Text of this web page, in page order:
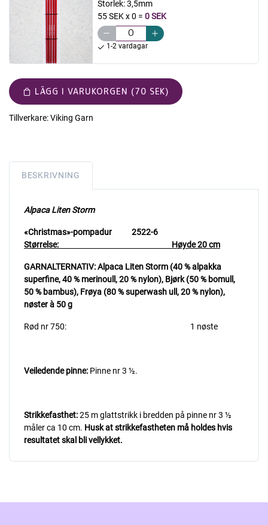
Storlek:3,5mm
55 SEK x 0 = 0 SEK
1-2 vardagar
LÄGG I VARUKORGEN (70 SEK)
Tillverkare:Viking Garn
BESKRIVNING
Alpaca Liten Storm
«Christmas»-pompadur 2522-6
Størrelse: Høyde 20 cm
GARNALTERNATIV: Alpaca Liten Storm (40 % alpakka
superfine, 40 % merinoull, 20 % nylon), Bjørk (50 % bomull,
50 % bambus), Frøya (80 % superwash ull, 20 % nylon),
nøster à 50 g
Rød nr 750: 1 nøste
Veiledende pinne: Pinne nr 3 ½.
Strikkefasthet:25 m glattstrikk i bredden på pinne nr 3 ½
måler ca 10 cm. Husk at strikkefastheten må holdes hvis
resultatet skal bli vellykket.